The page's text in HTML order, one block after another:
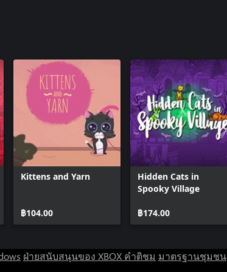
Kittens and Yarn
฿104.00
Hidden Cats in
Spooky Village
฿174.00
ฝ่ายสนับสนุนของ XBOX คำติชม มาตรฐานชุมชน